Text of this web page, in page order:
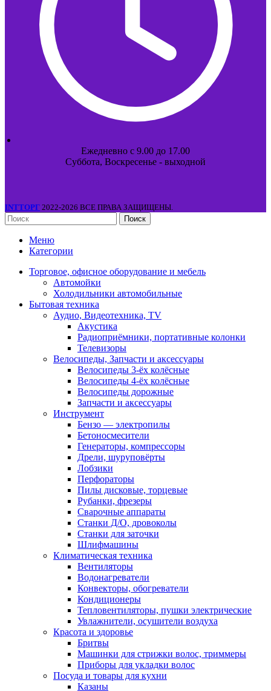
Ежедневно с 9.00 до 17.00
Суббота, Воскресенье - выходной
INTТОРГ 2022-2026 ВСЕ ПРАВА ЗАЩИЩЕНЫ.
Поиск
Меню
Категории
Торговое, офисное оборудование и мебель
Автомойки
Холодильники автомобильные
Бытовая техника
Аудио, Видеотехника, TV
Акустика
Радиоприёмники, портативные колонки
Телевизоры
Велосипеды, Запчасти и аксессуары
Велосипеды 3-ёх колёсные
Велосипеды 4-ёх колёсные
Велосипеды дорожные
Запчасти и аксессуары
Инструмент
Бензо — электропилы
Бетоносмесители
Генераторы, компрессоры
Дрели, шуруповёрты
Лобзики
Перфораторы
Пилы дисковые, торцевые
Рубанки, фрезеры
Сварочные аппараты
Станки Д/О, дровоколы
Станки для заточки
Шлифмашины
Климатическая техника
Вентиляторы
Водонагреватели
Конвекторы, обогреватели
Кондиционеры
Тепловентиляторы, пушки электрические
Увлажнители, осушители воздуха
Красота и здоровье
Бритвы
Машинки для стрижки волос, триммеры
Приборы для укладки волос
Посуда и товары для кухни
Казаны